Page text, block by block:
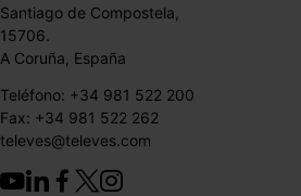
Santiago de Compostela,
15706.
A Coruña, España
Teléfono: +34 981 522 200
Fax: +34 981 522 262
televes@televes.com